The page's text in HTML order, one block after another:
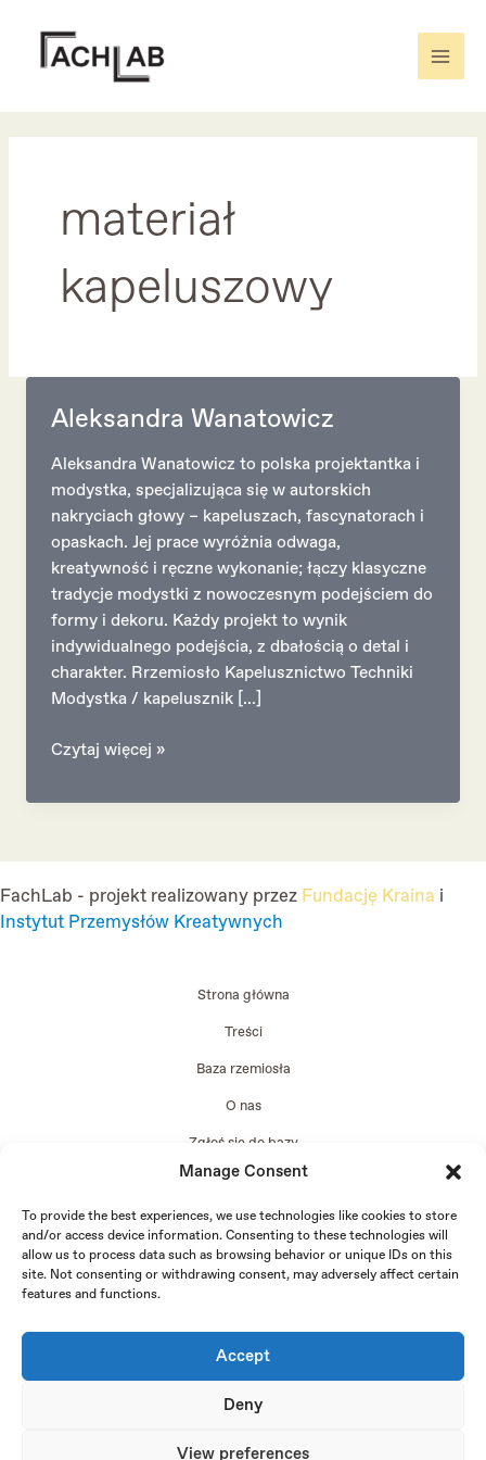
Manage Consent
To provide the best experiences, we use technologies like cookies to store
and/or access device information. Consenting to these technologies will
allow us to process data such as browsing behavior or unique IDs on this
site. Not consenting or withdrawing consent, may adversely affect certain
features and functions.
Accept
Deny
View preferences
content
Main
materiał
kapeluszowy
Aleksandra Wanatowicz
Aleksandra Wanatowicz to polska projektantka i
modystka, specjalizująca się w autorskich
nakryciach głowy – kapeluszach, fascynatorach i
opaskach. Jej prace wyróżnia odwaga,
kreatywność i ręczne wykonanie; łączy klasyczne
tradycje modystki z nowoczesnym podejściem do
formy i dekoru. Każdy projekt to wynik
indywidualnego podejścia, z dbałością o detal i
charakter. Rrzemiosło Kapelusznictwo Techniki
Modystka / kapelusznik […]
Aleksandra
Czytaj więcej »
FachLab - projekt realizowany przez Fundację Kraina i
Instytut Przemysłów Kreatywnych
Strona główna
Treści
Baza rzemiosła
O nas
Zgłoś się do bazy
Edycja 2024